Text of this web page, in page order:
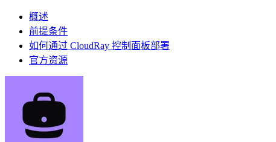
概述
前提条件
如何通过 CloudRay 控制面板部署
官方资源